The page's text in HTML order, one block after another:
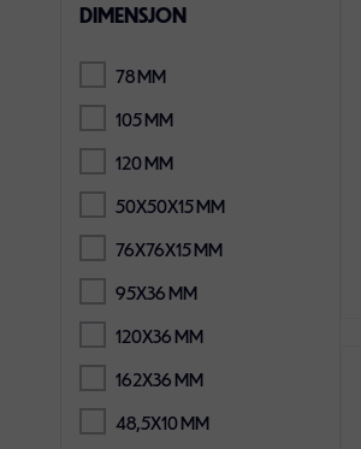
DIMENSJON
78 MM
105 MM
120 MM
50X50X15 MM
76X76X15 MM
95X36 MM
120X36 MM
162X36 MM
48,5X10 MM